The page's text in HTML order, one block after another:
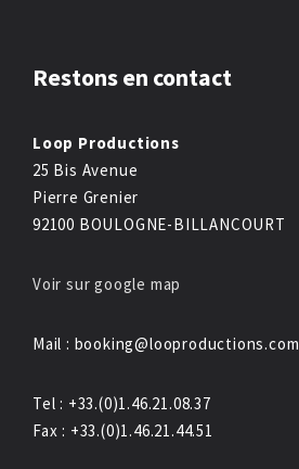
Restons en contact
Loop Productions
25 Bis Avenue
Pierre Grenier
92100 BOULOGNE-BILLANCOURT
Voir sur google map
Mail : booking@looproductions.com
Tel : +33.(0)1.46.21.08.37
Fax : +33.(0)1.46.21.44.51